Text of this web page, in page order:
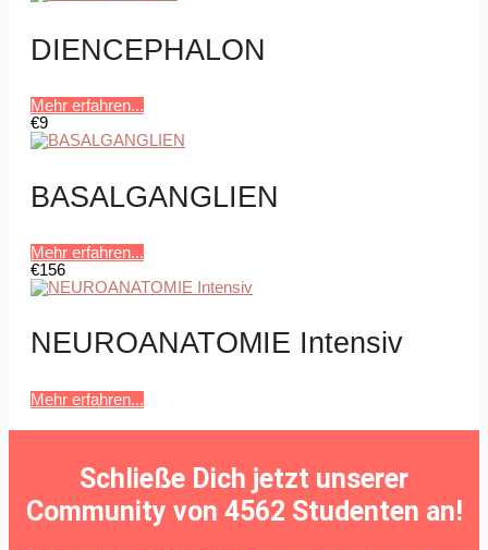
DIENCEPHALON
Mehr erfahren...
€9
BASALGANGLIEN
Mehr erfahren...
€156
NEUROANATOMIE Intensiv
Mehr erfahren...
Schließe Dich jetzt unserer
Community von 4562 Studenten an!